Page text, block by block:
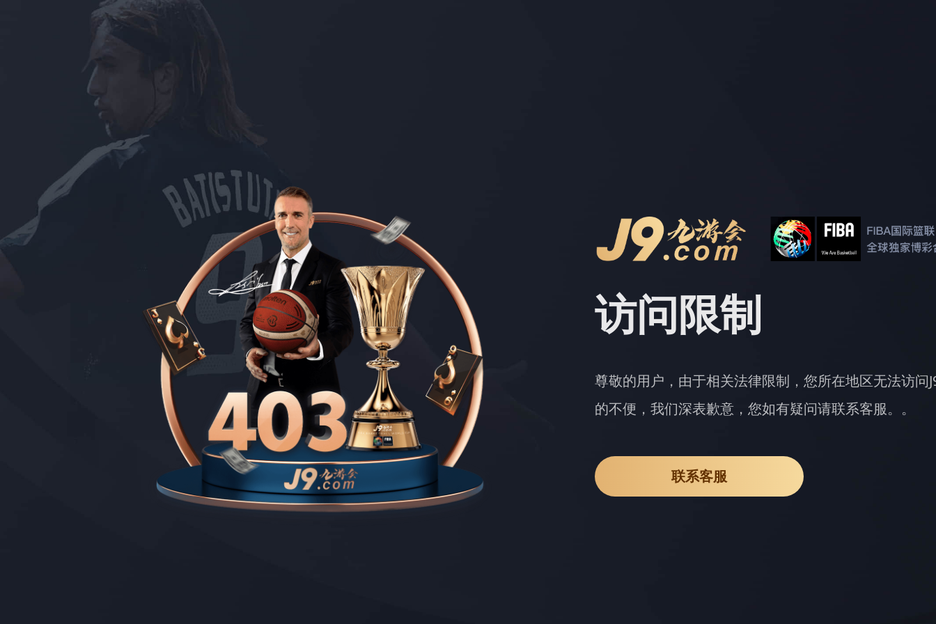
访问限制
尊敬的用户，由于相关法律限制，您所在地区无法访问
的不便，我们深表歉意，您如有疑问请联系客服。。
联系客服